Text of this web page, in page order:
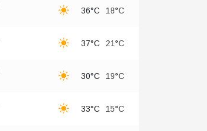
36°C 18°C
37°C 21°C
30°C 19°C
33°C 15°C